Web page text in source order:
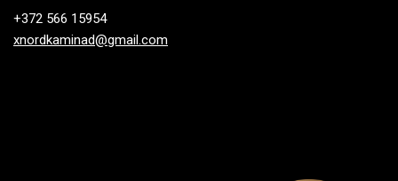
+372 566 15954
xnordkaminad@gmail.com